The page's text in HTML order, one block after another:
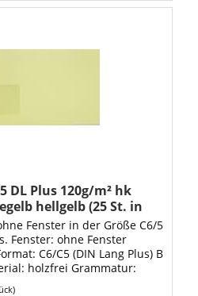
DL Plus 120g/m² hk
hellgelb (25 St. in
Fenster in der Größe C6/5
Fenster: ohne Fenster
C6/C5 (DIN Lang Plus) B
holzfrei Grammatur: